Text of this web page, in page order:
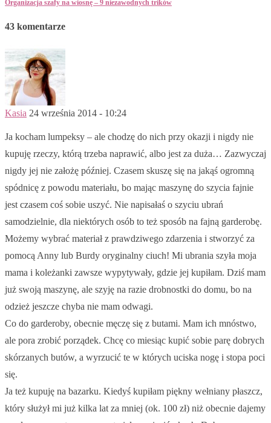
Organizacja szafy na wiosnę – 9 niezawodnych trików
43 komentarze
Kasia 24 września 2014 - 10:24
Ja kocham lumpeksy – ale chodzę do nich przy okazji i nigdy nie
kupuję rzeczy, którą trzeba naprawić, albo jest za duża… Zazwyczaj
nigdy jej nie założę później. Czasem skuszę się na jakąś ogromną
spódnicę z powodu materiału, bo mając maszynę do szycia fajnie
jest czasem coś sobie uszyć. Nie napisałaś o szyciu ubrań
samodzielnie, dla niektórych osób to też sposób na fajną garderobę.
Możemy wybrać materiał z prawdziwego zdarzenia i stworzyć za
pomocą Anny lub Burdy oryginalny ciuch! Mi ubrania szyła moja
mama i koleżanki zawsze wypytywały, gdzie jej kupiłam. Dziś mam
już swoją maszynę, ale szyję na razie drobnostki do domu, bo na
odzież jeszcze chyba nie mam odwagi.
Co do garderoby, obecnie męczę się z butami. Mam ich mnóstwo,
ale pora zrobić porządek. Chcę co miesiąc kupić sobie parę dobrych
skórzanych butów, a wyrzucić te w których uciska nogę i stopa poci
się.
Ja też kupuję na bazarku. Kiedyś kupiłam piękny wełniany płaszcz,
który służył mi już kilka lat za mniej (ok. 100 zł) niż obecnie dajemy